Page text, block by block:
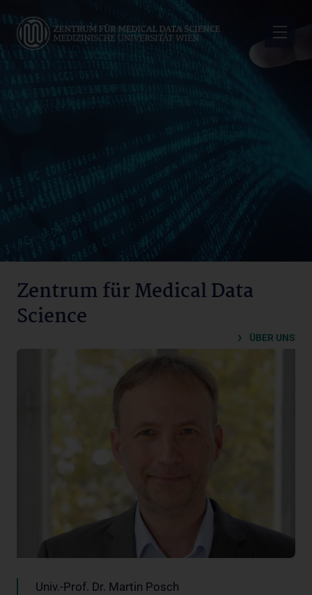
to
main
content
Zentrum
Medical
Zentrum für Medical Data
Science
ÜBER UNS
Univ.-Prof. Dr. Martin Posch